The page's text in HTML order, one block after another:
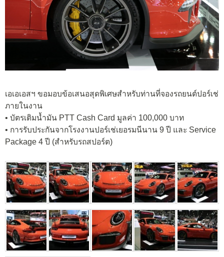
เอเอเอสฯ ขอมอบข้อเสนอสุดพิเศษสำหรับท่านที่จองรถยนต์ปอร์เช่
ภายในงาน
• บัตรเติมน้ำมัน PTT Cash Card มูลค่า 100,000 บาท
• การรับประกันจากโรงงานปอร์เช่เยอรมนีนาน 9 ปี และ Service
Package 4 ปี (สำหรับรถสปอร์ต)